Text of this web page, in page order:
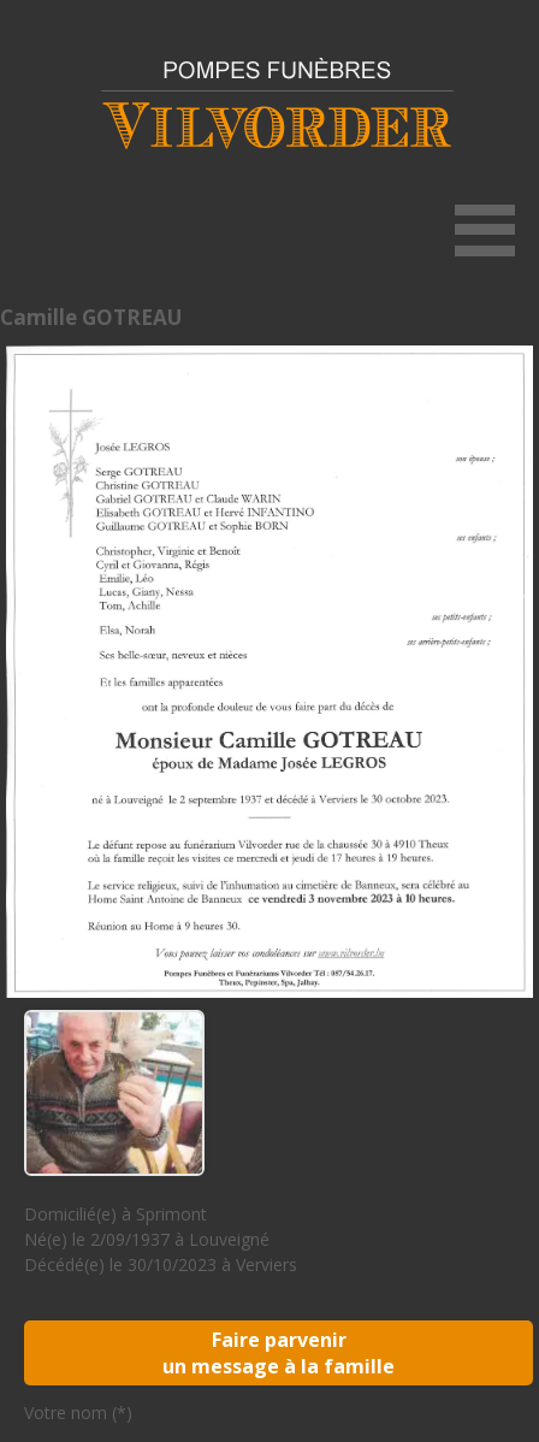
Camille GOTREAU
Domicilié(e) à Sprimont
Né(e) le 2/09/1937 à Louveigné
Décédé(e) le 30/10/2023 à Verviers
Faire parvenir
un message à la famille
Votre nom (*)